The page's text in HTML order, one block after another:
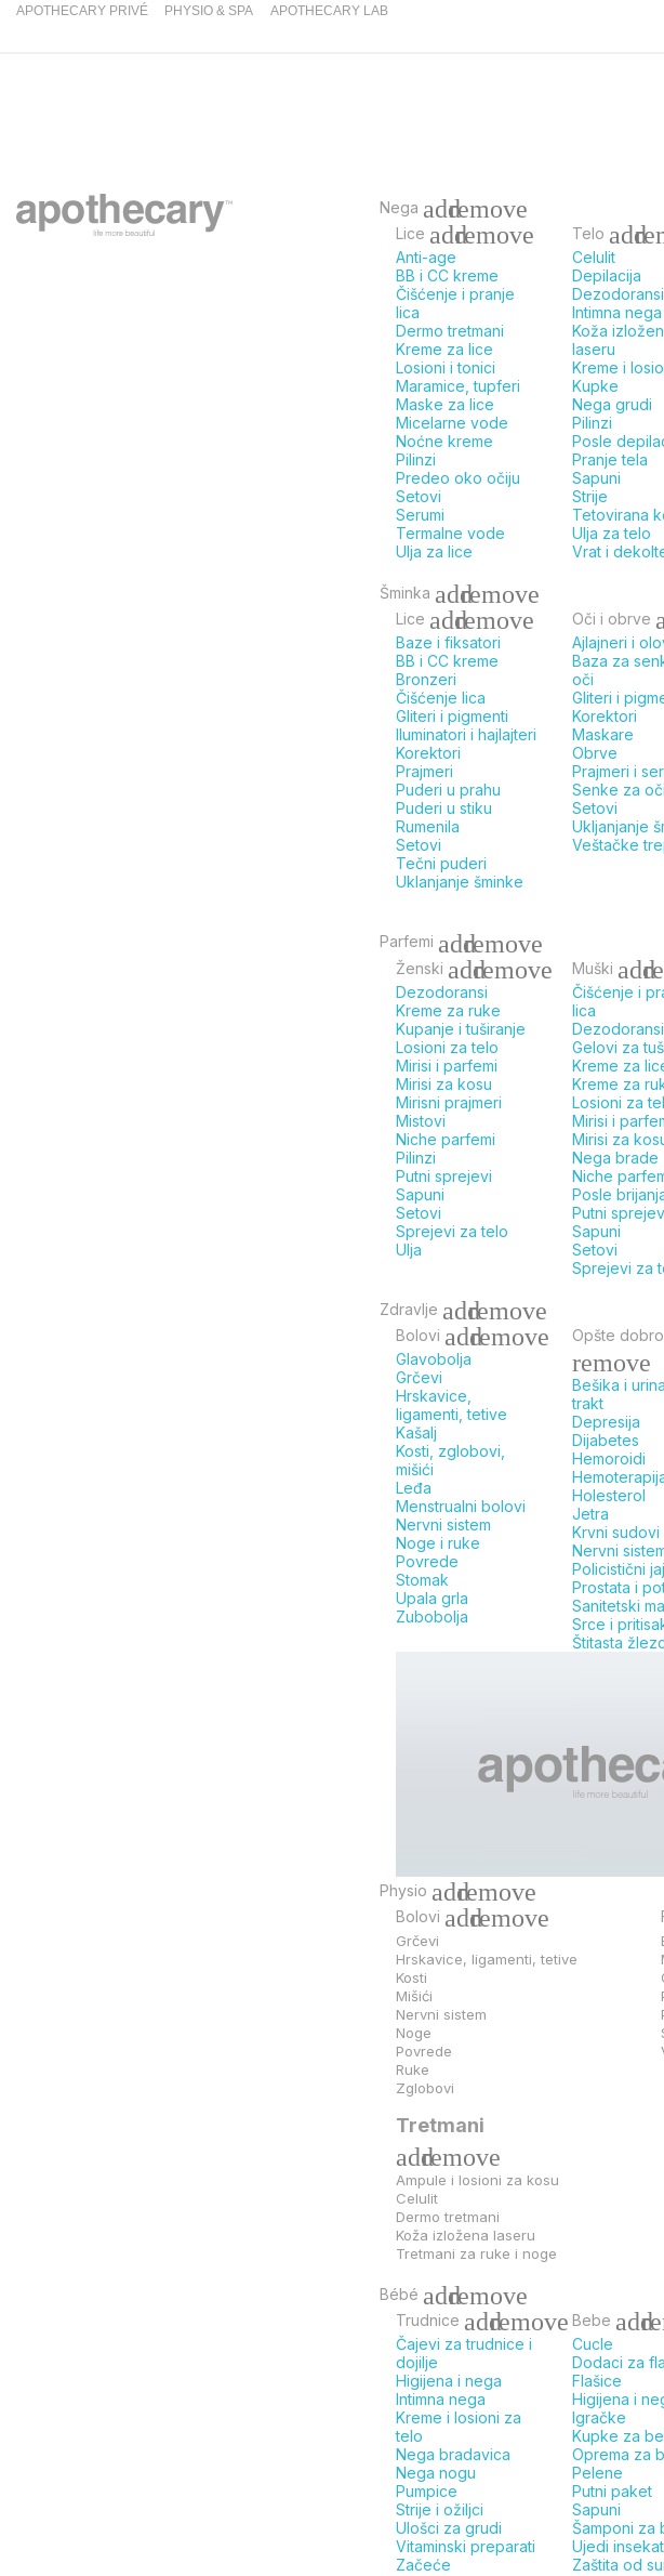
APOTHECARY PRIVÉ PHYSIO & SPA APOTHECARY LAB
Nega addremove
Lice addremove
Anti-age
BB i CC kreme
Čišćenje i pranje
lica
Dermo tretmani
Kreme za lice
Losioni i tonici
Maramice, tupferi
Maske za lice
Micelarne vode
Noćne kreme
Pilinzi
Predeo oko očiju
Setovi
Serumi
Termalne vode
Ulja za lice
Telo add
Celulit
Depilacija
Dezodoransi
Intimna nega
Koža
laseru
Kreme i
Kupke
Nega grudi
Pilinzi
Posle
Pranje tela
Sapuni
Strije
Tetovirana
Ulja za telo
Vrat i
Šminka addremove
Lice addremove
Baze i fiksatori
BB i CC kreme
Bronzeri
Čišćenje lica
Gliteri i pigmenti
Iluminatori i hajlajteri
Korektori
Prajmeri
Puderi u prahu
Puderi u stiku
Rumenila
Setovi
Tečni puderi
Uklanjanje šminke
Oči i obrve
Ajlajneri i
Baza za
oči
Gliteri i
Korektori
Maskare
Obrve
Prajmeri i
Senke za oči
Setovi
Ukljanjanje
Veštačke
Parfemi addremove
Ženski addremove
Dezodoransi
Kreme za ruke
Kupanje i tuširanje
Losioni za telo
Mirisi i parfemi
Mirisi za kosu
Mirisni prajmeri
Mistovi
Niche parfemi
Pilinzi
Putni sprejevi
Sapuni
Setovi
Sprejevi za telo
Ulja
Muški add
Čišćenje i
lica
Dezodoransi
Gelovi za
Kreme za
Kreme za
Losioni za
Mirisi i
Mirisi za
Nega brade
Niche
Posle
Putni
Sapuni
Setovi
Sprejevi za
Zdravlje addremove
Bolovi addremove
Glavobolja
Grčevi
Hrskavice,
ligamenti, tetive
Kašalj
Kosti, zglobovi,
mišići
Leđa
Menstrualni bolovi
Nervni sistem
Noge i ruke
Povrede
Stomak
Upala grla
Zubobolja
Opšte dobro
remove
Bešika i
trakt
Depresija
Dijabetes
Hemoroidi
Holesterol
Jetra
Krvni sudovi
Nervni
Policistični
Prostata i
Sanitetski
Srce i
Štitasta
Physio addremove
Bolovi addremove
Grčevi
Hrskavice, ligamenti, tetive
Kosti
Mišići
Nervni sistem
Noge
Povrede
Ruke
Zglobovi
Tretmani
addremove
Ampule i losioni za kosu
Celulit
Dermo tretmani
Koža izložena laseru
Tretmani za ruke i noge
Bébé addremove
Trudnice addremove
Čajevi za trudnice i
dojilje
Higijena i nega
Intimna nega
Kreme i losioni za
telo
Nega bradavica
Nega nogu
Pumpice
Strije i ožiljci
Ulošci za grudi
Vitaminski preparati
Začeće
Bebe add
Cucle
Dodaci za
Flašice
Higijena i
Igračke
Kupke za
Oprema za
Pelene
Putni paket
Sapuni
Šamponi za
Ujedi
Zaštita od